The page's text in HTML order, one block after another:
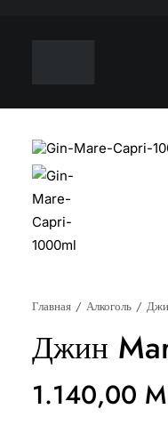
Главная Алкоголь
Джин
1.140,00